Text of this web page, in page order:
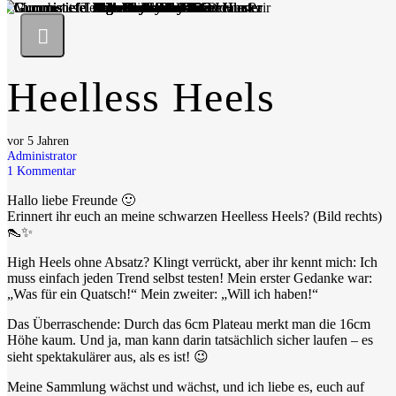
Heelless Heels
vor 5 Jahren
Administrator
1 Kommentar
Hallo liebe Freunde 🙂
Erinnert ihr euch an meine schwarzen Heelless Heels? (Bild rechts)
👠✨
High Heels ohne Absatz? Klingt verrückt, aber ihr kennt mich: Ich
muss einfach jeden Trend selbst testen! Mein erster Gedanke war:
„Was für ein Quatsch!“ Mein zweiter: „Will ich haben!“
Das Überraschende: Durch das 6cm Plateau merkt man die 16cm
Höhe kaum. Und ja, man kann darin tatsächlich sicher laufen – es
sieht spektakulärer aus, als es ist! 😉
Meine Sammlung wächst und wächst, und ich liebe es, euch auf